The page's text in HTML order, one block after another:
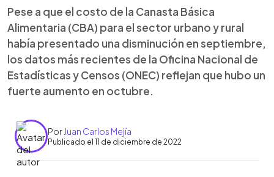
Pese a que el costo de la Canasta Básica
Alimentaria (CBA) para el sector urbano y rural
había presentado una disminución en septiembre,
los datos más recientes de la Oficina Nacional de
Estadísticas y Censos (ONEC) reflejan que hubo un
fuerte aumento en octubre.
Por Juan Carlos Mejía
Publicado el 11 de diciembre de 2022